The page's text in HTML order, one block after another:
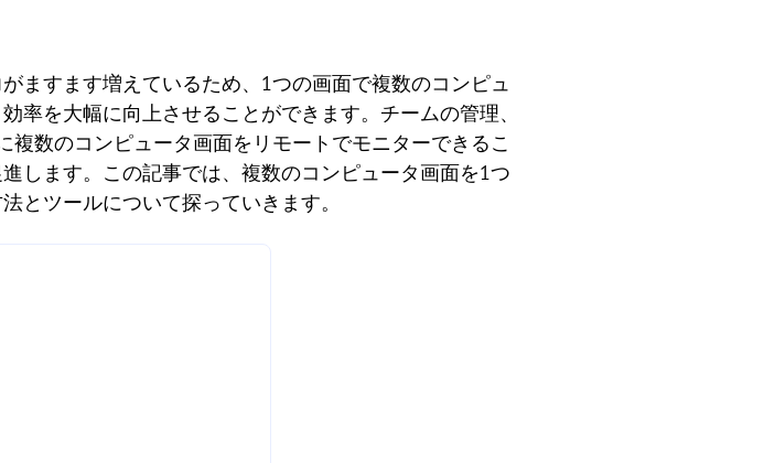
ますます増えているため、1つの画面で複数のコンピュ
率を大幅に向上させることができます。チームの管理、
数のコンピュータ画面をリモートでモニターできるこ
します。この記事では、複数のコンピュータ画面を1つ
とツールについて探っていきます。